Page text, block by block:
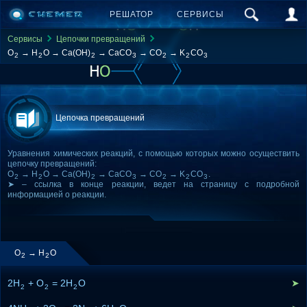
РЕШАТОР СЕРВИСЫ
Сервисы
Цепочки превращений
O2 → H 2O → Ca(OH)2 → CaCO3 → CO2 → K2CO3
Цепочка превращений
Уравнения химических реакций, с помощью которых можно осуществить
цепочку превращений:
O2 → H 2O → Ca(OH)2 → CaCO3 → CO2 → K2CO3 .
➤ – ссылка в конце реакции, ведет на страницу с подробной
информацией о реакции.
O2 → H 2O
2H2 + O2 = 2H2O ➤